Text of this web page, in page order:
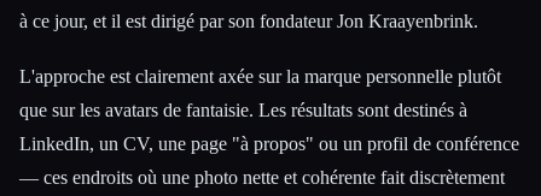
à ce jour, et il est dirigé par son fondateur Jon Kraayenbrink.
L'approche est clairement axée sur la marque personnelle plutôt
que sur les avatars de fantaisie. Les résultats sont destinés à
LinkedIn, un CV, une page "à propos" ou un profil de conférence
— ces endroits où une photo nette et cohérente fait discrètement